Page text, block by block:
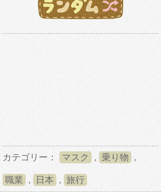
カテゴリー： マスク , 乗り物 ,
職業 , 日本 , 旅行